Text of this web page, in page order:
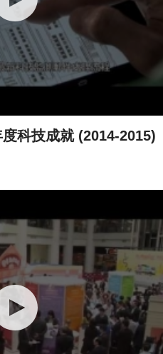
科技成就 (2014-2015)